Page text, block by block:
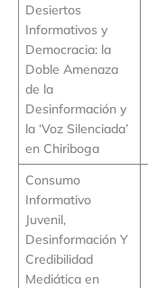
Desiertos
Informativos y
Democracia: la
Doble Amenaza
de la
Desinformación y
la ‘Voz Silenciada’
en Chiriboga
Consumo
Informativo
Juvenil,
Desinformación Y
Credibilidad
Mediática en